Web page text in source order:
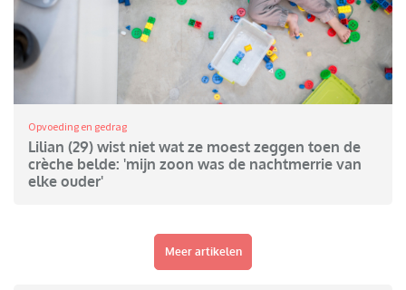
Opvoeding en gedrag
Lilian (29) wist niet wat ze moest zeggen toen de
crèche belde: 'mijn zoon was de nachtmerrie van
elke ouder'
Meer artikelen